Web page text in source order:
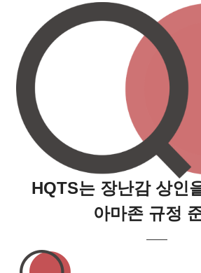
HQTS는 장난감 상인
아마존 규정
——